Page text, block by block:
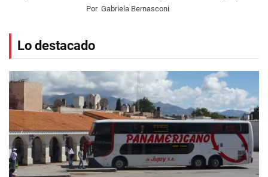
Por Gabriela Bernasconi
Lo destacado